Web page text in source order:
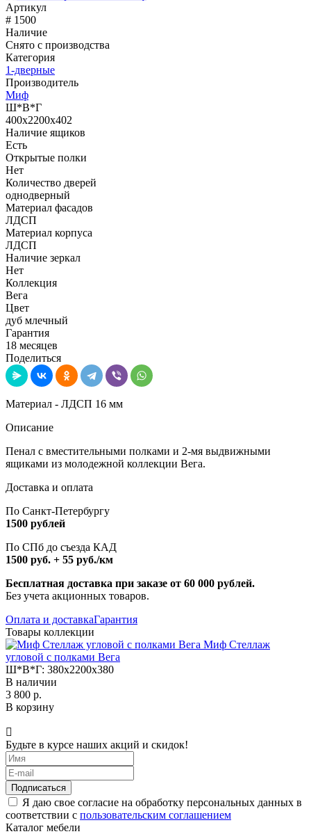
Артикул
# 1500
Наличие
Снято с производства
Категория
1-дверные
Производитель
Миф
Ш*В*Г
400x2200x402
Наличие ящиков
Есть
Открытые полки
Нет
Количество дверей
однодверный
Материал фасадов
ЛДСП
Материал корпуса
ЛДСП
Наличие зеркал
Нет
Коллекция
Вега
Цвет
дуб млечный
Гарантия
18 месяцев
Поделиться
Материал - ЛДСП 16 мм
Описание
Пенал с вместительными полками и 2-мя выдвижными
ящиками из молодежной коллекции Вега.
Доставка и оплата
По Санкт-Петербургу
1500 рублей
По СПб до съезда КАД
1500 руб. + 55 руб./км
Бесплатная доставка при заказе от 60 000 рублей.
Без учета акционных товаров.
Оплата и доставкаГарантия
Товары коллекции
Миф Стеллаж
угловой с полками Вега
Ш*В*Г: 380x2200x380
В наличии
3 800 р.
В корзину
Будьте в курсе наших акций и скидок!
Подписаться
Я даю свое согласие на обработку персональных данных в
соответствии с пользовательским соглашением
Каталог мебели